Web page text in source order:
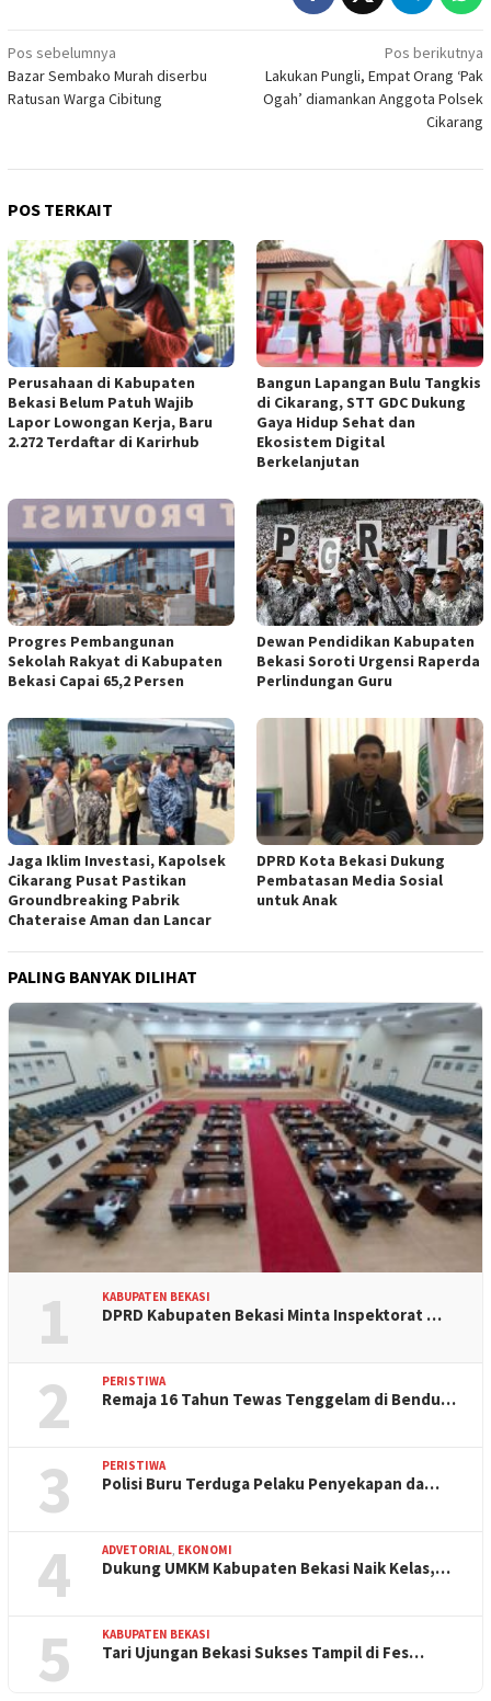
Navigasi
pos
Pos sebelumnya
Bazar Sembako Murah diserbu
Ratusan Warga Cibitung
Pos berikutnya
Lakukan Pungli, Empat Orang ‘Pak
Ogah’ diamankan Anggota Polsek
Cikarang
POS TERKAIT
Perusahaan di Kabupaten
Bekasi Belum Patuh Wajib
Lapor Lowongan Kerja, Baru
2.272 Terdaftar di Karirhub
Bangun Lapangan Bulu Tangkis
di Cikarang, STT GDC Dukung
Gaya Hidup Sehat dan
Ekosistem Digital
Berkelanjutan
Progres Pembangunan
Sekolah Rakyat di Kabupaten
Bekasi Capai 65,2 Persen
Dewan Pendidikan Kabupaten
Bekasi Soroti Urgensi Raperda
Perlindungan Guru
Jaga Iklim Investasi, Kapolsek
Cikarang Pusat Pastikan
Groundbreaking Pabrik
Chateraise Aman dan Lancar
DPRD Kota Bekasi Dukung
Pembatasan Media Sosial
untuk Anak
PALING BANYAK DILIHAT
1 KABUPATEN BEKASI
DPRD Kabupaten Bekasi Minta Inspektorat …
2 PERISTIWA
Remaja 16 Tahun Tewas Tenggelam di Bendu…
3 PERISTIWA
Polisi Buru Terduga Pelaku Penyekapan da…
4 ADVETORIAL, EKONOMI
Dukung UMKM Kabupaten Bekasi Naik Kelas,…
5 KABUPATEN BEKASI
Tari Ujungan Bekasi Sukses Tampil di Fes…